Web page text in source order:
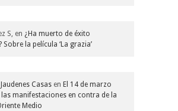
S, en ¿Ha muerto de éxito
la película ‘La grazia’
Casas en El 14 de marzo
manifestaciones en contra de la
Medio